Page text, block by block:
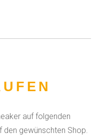
auf folgenden
den gewünschten Shop.